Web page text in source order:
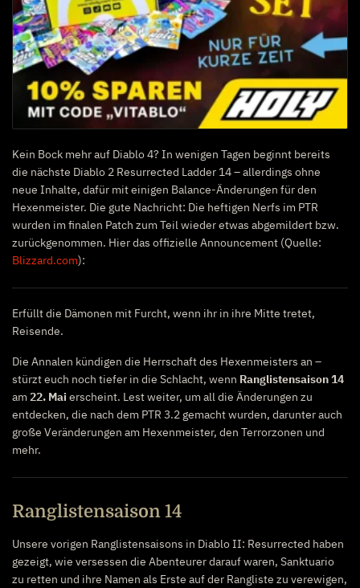
Kein Bock mehr auf Diablo 4? In wenigen Tagen beginnt bereits
die nächste Diablo 2 Resurrected Ladder 14 – allerdings ohne
neue Inhalte, dafür mit einigen Balance-Änderungen für den
Hexenmeister. Die gute Nachricht: Die heftigen Nerfs im PTR
wurden im finalen Patch zum Teil wieder etwas abgemildert bzw.
zurückgenommen. Hier das offizielle Announcement (Quelle:
Blizzard.com):
Erfüllt die Dämonen mit Furcht, wenn ihr in ihre Mitte tretet,
Reisende.
Die Annalen kündigen die Herrschaft des Hexenmeisters an –
stürzt euch noch tiefer in die Schlacht, wenn Ranglistensaison 14
am 22. Mai erscheint. Lest weiter, um all die Änderungen zu
entdecken, die nach dem PTR 3.2 gemacht wurden, darunter auch
große Veränderungen am Hexenmeister, den Terrorzonen und
mehr.
Ranglistensaison 14
Unsere vorigen Ranglistensaisons in Diablo II: Resurrected haben
gezeigt, wie versessen die Abenteurer darauf waren, Sanktuario
zu retten und ihre Namen als Erste auf der Rangliste zu verewigen,